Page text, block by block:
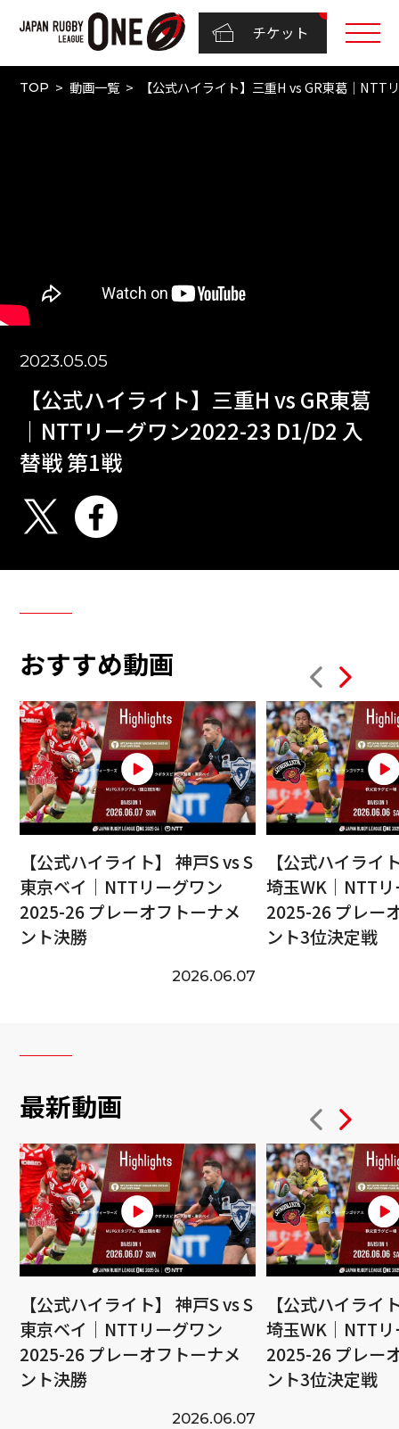
チケット
TOP 動画一覧 【公式ハイライト】三重H vs GR東葛｜
2023.05.05
【公式ハイライト】三重H vs GR東葛
｜NTTリーグワン2022-23 D1/D2 入
替戦 第1戦
おすすめ動画
【公式ハイライト】 神戸S vs S
東京ベイ｜NTTリーグワン
2025-26 プレーオフトーナメ
ント決勝
2026.06.07
【公式ハイライ
埼玉WK｜NTT
2025-26 プレー
ント3位決定戦
最新動画
【公式ハイライト】 神戸S vs S
東京ベイ｜NTTリーグワン
2025-26 プレーオフトーナメ
ント決勝
2026.06.07
【公式ハイライ
埼玉WK｜NTT
2025-26 プレー
ント3位決定戦